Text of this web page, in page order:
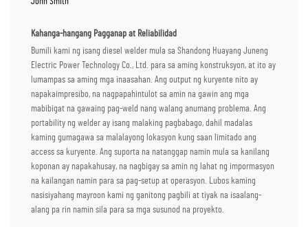
Kahanga-hangang Pagganap at Reliabilidad
Bumili kami ng isang diesel welder mula sa Shandong Huayang Juneng
Electric Power Technology Co., Ltd. para sa aming konstruksyon, at ito ay
lumampas sa aming mga inaasahan. Ang output ng kuryente nito ay
napakaimpresibo, na nagpapahintulot sa amin na gawin ang mga
mabibigat na gawaing pag-weld nang walang anumang problema. Ang
portability ng welder ay isang malaking pagbabago, dahil madalas
kaming gumagawa sa malalayong lokasyon kung saan limitado ang
access sa kuryente. Ang suporta na natanggap namin mula sa kanilang
koponan ay napakahusay, na nagbigay sa amin ng lahat ng impormasyon
na kailangan namin para sa pag-setup at operasyon. Lubos kaming
nasisiyahang mayroon kami ng ganitong pagbili at tiyak na isaalang-
alang pa rin namin sila para sa mga susunod na proyekto.